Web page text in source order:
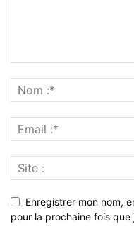
Enregistrer mon nom,
pour la prochaine fois que